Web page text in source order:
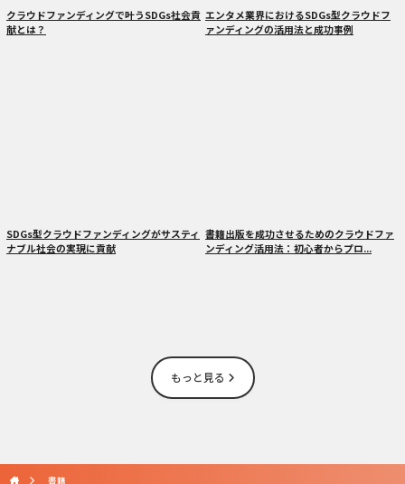
クラウドファンディングで叶うSDGs社会貢
献とは？
エンタメ業界におけるSDGs型クラウドフ
ァンディングの活用法と成功事例
SDGs型クラウドファンディングがサスティ
ナブル社会の実現に貢献
書籍出版を成功させるためのクラウドファ
ンディング活用法：初心者からプロ...
もっと見る
書籍